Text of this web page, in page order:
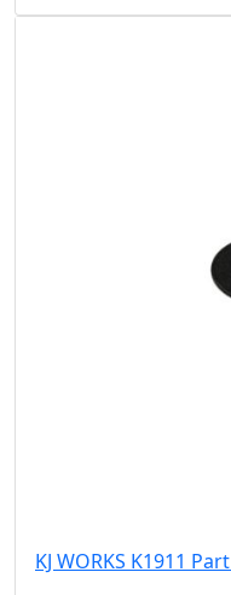
KJ WORKS K1911